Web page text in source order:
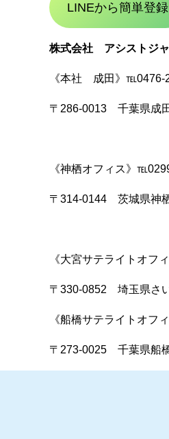
LINEから簡単登録
株式会社 アシストジ
《本社 成田》℡0476-
〒286-0013 千葉県成
《神栖オフィス》
〒314-0144 茨城県神
《大宮サテライトオフ
〒330-0852 埼玉県さ
《船橋サテライトオフ
〒273-0025 千葉県船